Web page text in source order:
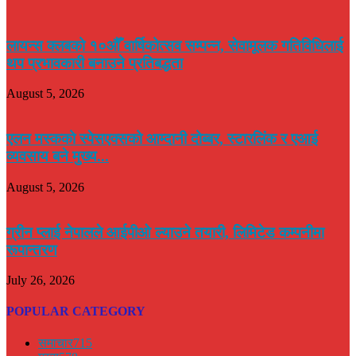
लायन्स क्लबको १०औँ वार्षिकोत्सव सम्पन्न, सेवामूलक गतिविधिलाई
थप प्रभावकारी बनाउने प्रतिबद्धता
August 5, 2026
एलन मस्कको स्पेसएक्सको आम्दानी दोब्बर, स्टारलिंक र एआई
व्यवसाय बने मुख्य...
August 5, 2026
ग्रीन प्लाई नेपालले आईपीओ ल्याउने तयारी, लिमिटेड कम्पनीमा
रूपान्तरण
July 26, 2026
POPULAR CATEGORY
समाचार715